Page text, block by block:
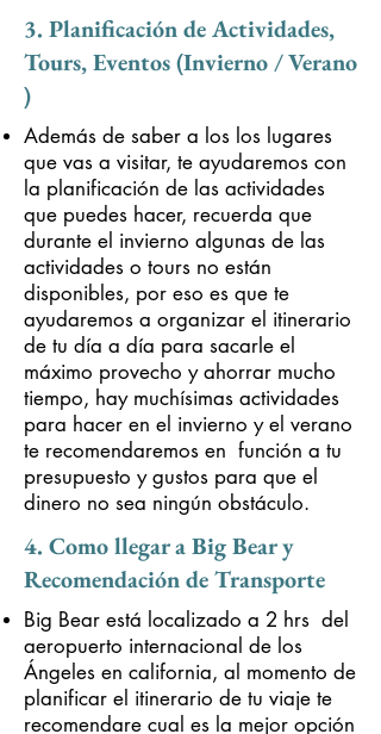
3. Planificación de Actividades,
Tours, Eventos (Invierno / Verano
)
Además de saber a los los lugares
que vas a visitar, te ayudaremos con
la planificación de las actividades
que puedes hacer, recuerda que
durante el invierno algunas de las
actividades o tours no están
disponibles, por eso es que te
ayudaremos a organizar el itinerario
de tu día a día para sacarle el
máximo provecho y ahorrar mucho
tiempo, hay muchísimas actividades
para hacer en el invierno y el verano
te recomendaremos en función a tu
presupuesto y gustos para que el
dinero no sea ningún obstáculo.
4. Como llegar a Big Bear y
Recomendación de Transporte
Big Bear está localizado a 2 hrs del
aeropuerto internacional de los
Ángeles en california, al momento de
planificar el itinerario de tu viaje te
recomendare cual es la mejor opción